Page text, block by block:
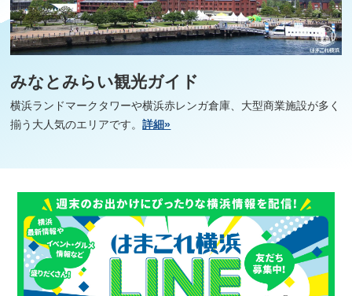
みなとみらい観光ガイド
横浜ランドマークタワーや横浜赤レンガ倉庫、大型商業施設が多く
揃う大人気のエリアです。詳細»